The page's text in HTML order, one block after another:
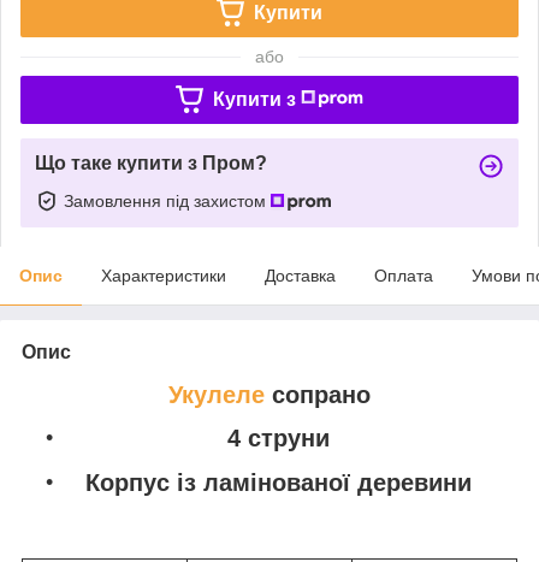
Купити
або
Купити з
Що таке купити з Пром?
Замовлення під захистом
Опис Характеристики Доставка Оплата Умови
Опис
Укулеле сопрано
4 струни
Корпус із ламінованої деревини